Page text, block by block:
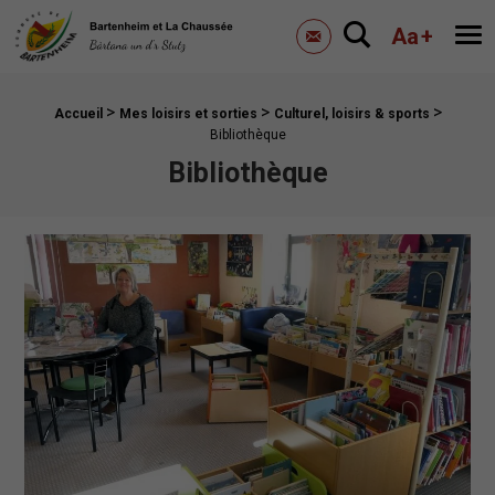
Mairie de Bartenheim
Contactez-nous
Aa+
Fil d'Ariane :
Accueil > Mes loisirs et sorties > Culturel, loisirs & sports >
Bibliothèque
Bibliothèque